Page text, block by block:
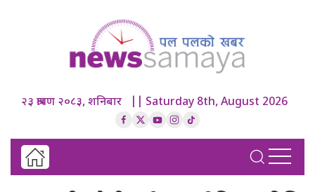
२३ श्रावण २०८३, शनिबार || Saturday 8th, August 2026